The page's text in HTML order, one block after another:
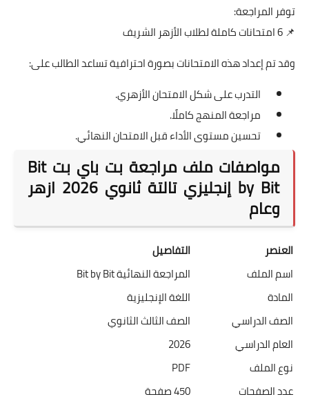
توفر المراجعة:
📌 6 امتحانات كاملة لطلاب الأزهر الشريف
وقد تم إعداد هذه الامتحانات بصورة احترافية تساعد الطالب على:
التدرب على شكل الامتحان الأزهري.
مراجعة المنهج كاملًا.
تحسين مستوى الأداء قبل الامتحان النهائي.
مواصفات ملف مراجعة بت باي بت Bit
by Bit إنجليزي تالتة ثانوي 2026 ازهر
وعام
العنصر
التفاصيل
اسم الملف
المراجعة النهائية Bit by Bit
المادة
اللغة الإنجليزية
الصف الدراسي
الصف الثالث الثانوي
العام الدراسي
2026
نوع الملف
PDF
عدد الصفحات
450 صفحة